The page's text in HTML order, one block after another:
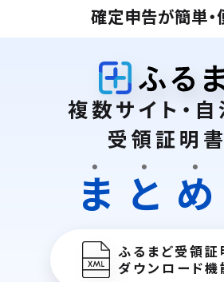
確定申告が簡単・
複数サイト・
受領証明
ま と め
ふるまど受領
ダウンロード機